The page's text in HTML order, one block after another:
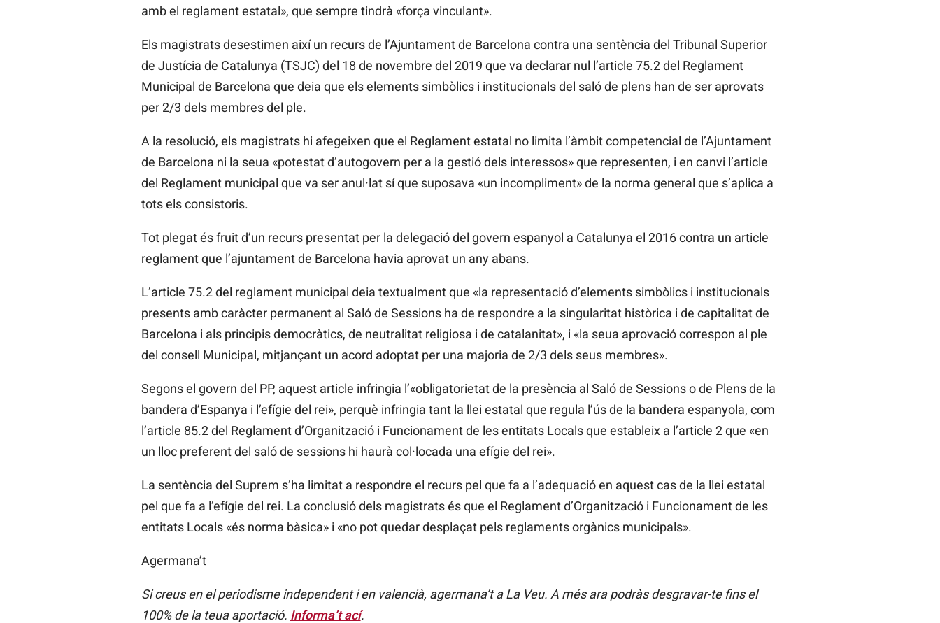
amb el reglament estatal», que sempre tindrà «força vinculant».
Els magistrats desestimen així un recurs de l’Ajuntament de Barcelona contra una sentència del Tribunal Superior
de Justícia de Catalunya (TSJC) del 18 de novembre del 2019 que va declarar nul l’article 75.2 del Reglament
Municipal de Barcelona que deia que els elements simbòlics i institucionals del saló de plens han de ser aprovats
per 2/3 dels membres del ple.
A la resolució, els magistrats hi afegeixen que el Reglament estatal no limita l’àmbit competencial de l’Ajuntament
de Barcelona ni la seua «potestat d’autogovern per a la gestió dels interessos» que representen, i en canvi l’article
del Reglament municipal que va ser anul·lat sí que suposava «un incompliment» de la norma general que s’aplica a
tots els consistoris.
Tot plegat és fruit d’un recurs presentat per la delegació del govern espanyol a Catalunya el 2016 contra un article
reglament que l’ajuntament de Barcelona havia aprovat un any abans.
L’article 75.2 del reglament municipal deia textualment que «la representació d’elements simbòlics i institucionals
presents amb caràcter permanent al Saló de Sessions ha de respondre a la singularitat històrica i de capitalitat de
Barcelona i als principis democràtics, de neutralitat religiosa i de catalanitat», i «la seua aprovació correspon al ple
del consell Municipal, mitjançant un acord adoptat per una majoria de 2/3 dels seus membres».
Segons el govern del PP, aquest article infringia l’«obligatorietat de la presència al Saló de Sessions o de Plens de la
bandera d’Espanya i l’efígie del rei», perquè infringia tant la llei estatal que regula l’ús de la bandera espanyola, com
l’article 85.2 del Reglament d’Organització i Funcionament de les entitats Locals que estableix a l’article 2 que «en
un lloc preferent del saló de sessions hi haurà col·locada una efígie del rei».
La sentència del Suprem s’ha limitat a respondre el recurs pel que fa a l’adequació en aquest cas de la llei estatal
pel que fa a l’efígie del rei. La conclusió dels magistrats és que el Reglament d’Organització i Funcionament de les
entitats Locals «és norma bàsica» i «no pot quedar desplaçat pels reglaments orgànics municipals».
Agermana’t
Si creus en el periodisme independent i en valencià, agermana’t a La Veu. A més ara podràs desgravar-te fins el
100% de la teua aportació. Informa’t ací.